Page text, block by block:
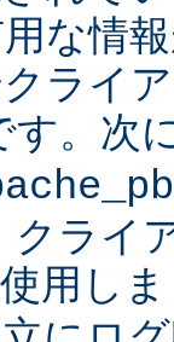
な情
ライ
す。次
クライ
用し